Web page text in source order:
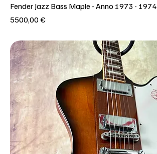
Fender Jazz Bass Maple - Anno 1973 - 1974
Prezzo
5500,00 €